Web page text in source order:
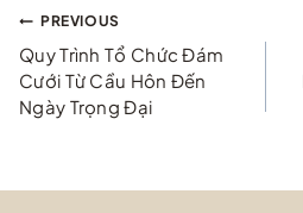
Điều
hướng
bài
viết
PREVIOUS
Quy Trình Tổ Chức Đám
Cưới Từ Cầu Hôn Đến
Ngày Trọng Đại